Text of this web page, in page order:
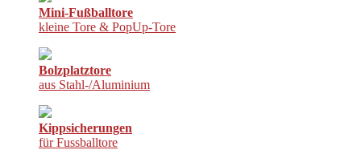
Mini-Fußballtore
kleine Tore & PopUp-Tore
Bolzplatztore
aus Stahl-/Aluminium
Kippsicherungen
für Fussballtore